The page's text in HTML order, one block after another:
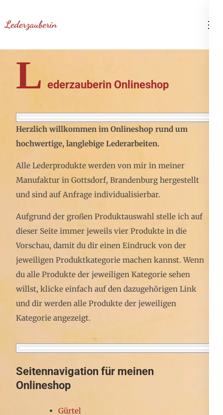
Inhalt
(Enter
drücken)
Lederzauberin
L ederzauberin Onlineshop
Herzlich willkommen im Onlineshop rund um
hochwertige, langlebige Lederarbeiten.
Alle Lederprodukte werden von mir in meiner
Manufaktur in Gottsdorf, Brandenburg hergestellt
und sind auf Anfrage individualisierbar.
Aufgrund der großen Produktauswahl stelle ich auf
dieser Seite immer jeweils vier Produkte in die
Vorschau, damit du dir einen Eindruck von der
jeweiligen Produktkategorie machen kannst. Wenn
du alle Produkte der jeweiligen Kategorie sehen
willst, klicke einfach auf den dazugehörigen Link
und dir werden alle Produkte der jeweiligen
Kategorie angezeigt.
Seitennavigation für meinen
Onlineshop
Gürtel